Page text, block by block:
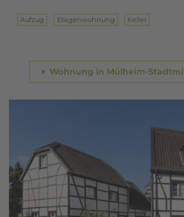
Aufzug Eta­gen­woh­nung Keller
Wohnung in Mülheim-